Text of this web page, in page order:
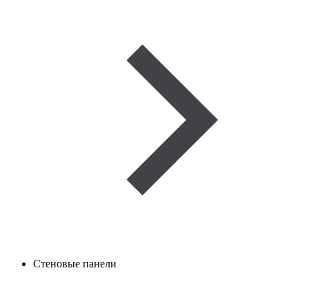
Стеновые панели